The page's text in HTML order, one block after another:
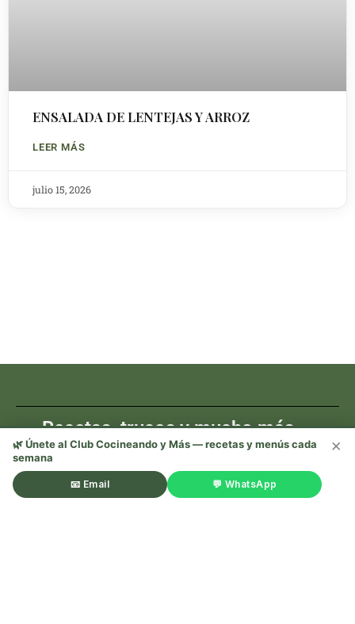
ENSALADA DE LENTEJAS Y ARROZ
LEER MÁS
julio 15, 2026
Recetas, trucos y mucho más —
¡sígueme en redes! 🌿
×
🌿 Únete al Club Cocineando y Más — recetas y menús cada
semana
📧 Email 💬 WhatsApp